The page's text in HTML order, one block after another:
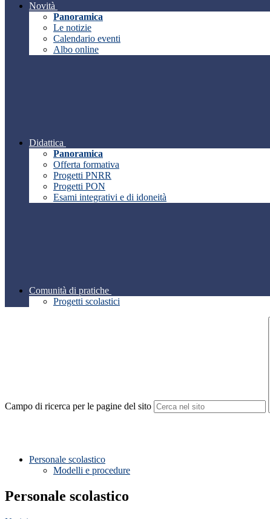
Novità
Panoramica
Le notizie
Calendario eventi
Albo online
Didattica
Panoramica
Offerta formativa
Progetti PNRR
Progetti PON
Esami integrativi e di idoneità
Comunità di pratiche
Progetti scolastici
Campo di ricerca per le pagine del sito
Personale scolastico
Modelli e procedure
Personale scolastico